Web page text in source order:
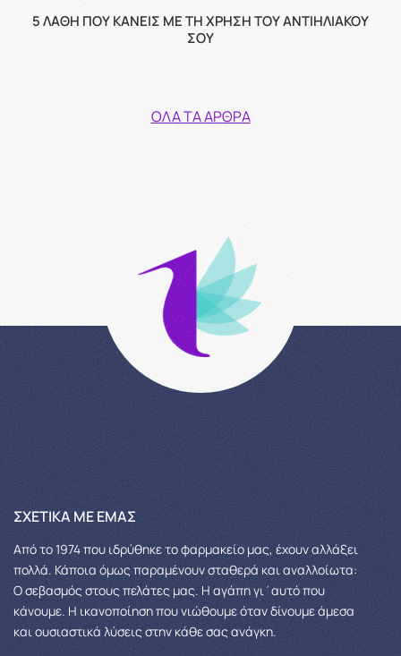
5 ΛΆΘΗ ΠΟΥ ΚΆΝΕΙΣ ΜΕ ΤΗ ΧΡΉΣΗ ΤΟΥ ΑΝΤΙΗΛΙΑΚΟΎ
ΣΟΥ
ΌΛΑ ΤΑ ΆΡΘΡΑ
ΣΧΕΤΙΚΆ ΜΕ ΕΜΆΣ
Από το 1974 που ιδρύθηκε το φαρμακείο μας, έχουν αλλάξει
πολλά. Κάποια όμως παραμένουν σταθερά και αναλλοίωτα:
Ο σεβασμός στους πελάτες μας. Η αγάπη γι΄αυτό που
κάνουμε. Η ικανοποίηση που νιώθουμε όταν δίνουμε άμεσα
και ουσιαστικά λύσεις στην κάθε σας ανάγκη.